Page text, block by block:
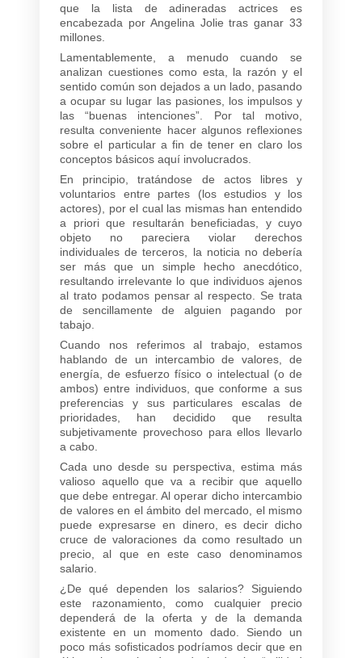
que la lista de adineradas actrices es
encabezada por Angelina Jolie tras ganar 33
millones.
Lamentablemente, a menudo cuando se
analizan cuestiones como esta, la razón y el
sentido común son dejados a un lado, pasando
a ocupar su lugar las pasiones, los impulsos y
las “buenas intenciones”. Por tal motivo,
resulta conveniente hacer algunos reflexiones
sobre el particular a fin de tener en claro los
conceptos básicos aquí involucrados.
En principio, tratándose de actos libres y
voluntarios entre partes (los estudios y los
actores), por el cual las mismas han entendido
a priori que resultarán beneficiadas, y cuyo
objeto no pareciera violar derechos
individuales de terceros, la noticia no debería
ser más que un simple hecho anecdótico,
resultando irrelevante lo que individuos ajenos
al trato podamos pensar al respecto. Se trata
de sencillamente de alguien pagando por
tabajo.
Cuando nos referimos al trabajo, estamos
hablando de un intercambio de valores, de
energía, de esfuerzo físico o intelectual (o de
ambos) entre individuos, que conforme a sus
preferencias y sus particulares escalas de
prioridades, han decidido que resulta
subjetivamente provechoso para ellos llevarlo
a cabo.
Cada uno desde su perspectiva, estima más
valioso aquello que va a recibir que aquello
que debe entregar. Al operar dicho intercambio
de valores en el ámbito del mercado, el mismo
puede expresarse en dinero, es decir dicho
cruce de valoraciones da como resultado un
precio, al que en este caso denominamos
salario.
¿De qué dependen los salarios? Siguiendo
este razonamiento, como cualquier precio
dependerá de la oferta y de la demanda
existente en un momento dado. Siendo un
poco más sofisticados podríamos decir que en